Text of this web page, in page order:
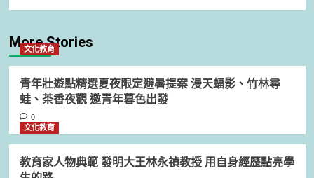
More Stories
文化教育
青年壯遊點精選夏夜限定避暑提案 漫天蝠影、竹林尋
蛙、茶香夜觀 邀青年暮色出發
0
文化教育
教育家人物典範 發明大王林永禎教授 用自身經歷點亮學